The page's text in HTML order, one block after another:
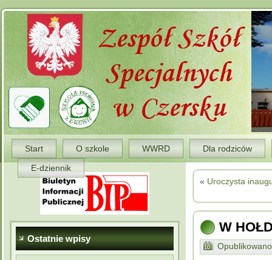
Start O szkole WWRD
Dla rodziców
E-dziennik
Ostatnie wpisy
« Uroczysta
W
Opublikowano